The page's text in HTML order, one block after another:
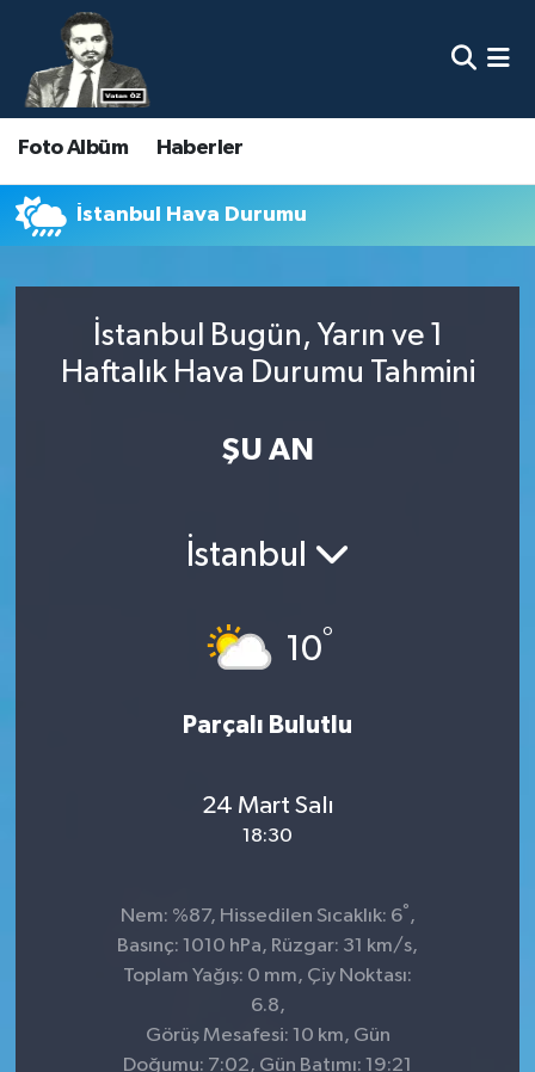
Foto Albüm Haberler
İstanbul Hava Durumu
İstanbul Bugün, Yarın ve 1
Haftalık Hava Durumu Tahmini
ŞU AN
İstanbul
10°
Parçalı Bulutlu
24 Mart Salı
18:30
Nem: %87, Hissedilen Sıcaklık: 6° ,
Basınç: 1010 hPa, Rüzgar: 31 km/s,
Toplam Yağış: 0 mm, Çiy Noktası:
6.8,
Görüş Mesafesi: 10 km, Gün
Doğumu: 7:02, Gün Batımı: 19:21
Nöbetçi Eczaneler
Hava Durumu
Namaz Vakitleri
Süper Lig Puan Durumu ve Fikstür
Son Dakika Haberleri